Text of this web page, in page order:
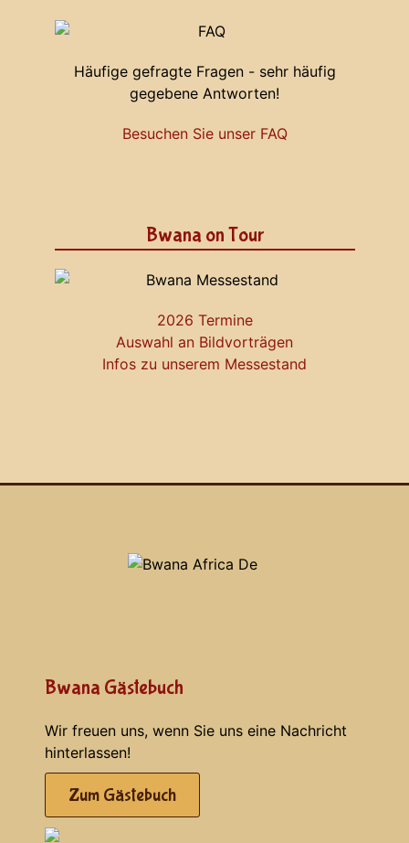
Häufige gefragte Fragen - sehr häufig
gegebene Antworten!
Besuchen Sie unser FAQ
Bwana on Tour
2026 Termine
Auswahl an Bildvorträgen
Infos zu unserem Messestand
Bwana Gästebuch
Wir freuen uns, wenn Sie uns eine Nachricht
hinterlassen!
Zum Gästebuch